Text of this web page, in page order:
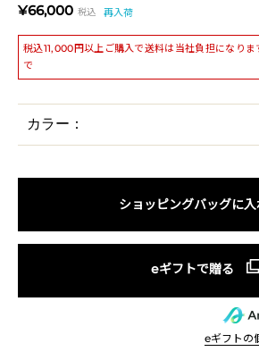
¥66,000 税込 再入荷
税込11,000円以上ご購入で送料は当社負担になり
で
カラー：
ショッピングバッグに入
eギフトの